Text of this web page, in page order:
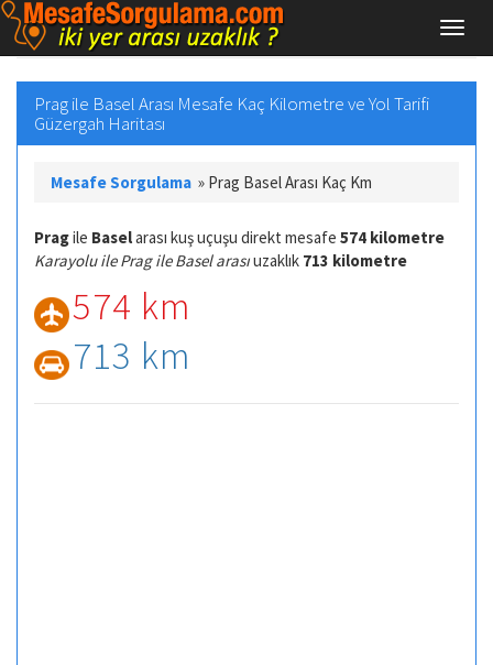
Prag ile Basel Arası Mesafe Kaç Kilometre ve Yol Tarifi
Güzergah Haritası
Mesafe Sorgulama » Prag Basel Arası Kaç Km
Pragile Baselarası kuş uçuşu direkt mesafe 574 kilometre
Karayolu ile Prag ile Basel arasıuzaklık 713 kilometre
574 km
713 km